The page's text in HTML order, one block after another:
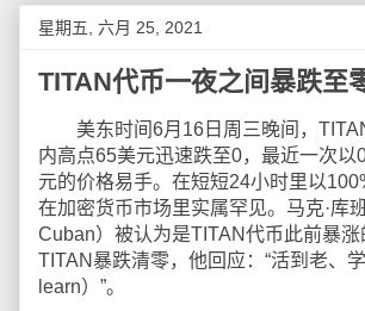
星期五, 六月 25, 2021
TITAN代币一夜之间暴跌至
美东时间6月16日周三晚间，
内高点65美元迅速跌至0，最近一次以
元的价格易手。在短短24小时里以
在加密货币市场里实属罕见。马克·库
Cuban）被认为是TITAN代币此前暴
TITAN暴跌清零，他回应：“活到老、
learn）”。